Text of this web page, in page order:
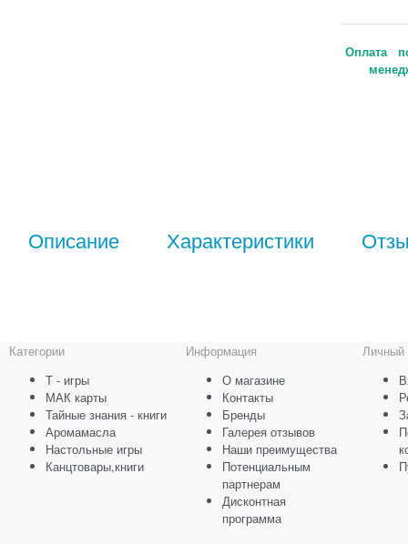
Оплата
Описание Характеристики
Категории
Т - игры
МАК карты
Тайные знания - книги
Аромамасла
Настольные игры
Канцтовары,книги
Информация
О магазине
Контакты
Бренды
Галерея отзывов
Наши преимущества
Потенциальным
партнерам
Дисконтная
программа
Личный